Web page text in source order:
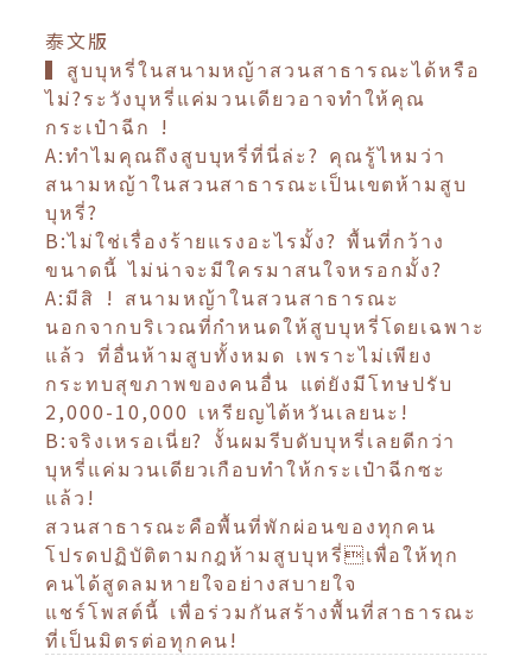
泰文版
▍สูบบุหรี่ในสนามหญ้าสวนสาธารณะได้หรือ
ไม่?ระวังบุหรี่แค่มวนเดียวอาจทำให้คุณ
กระเป๋าฉีก !
A:ทำไมคุณถึงสูบบุหรี่ที่นี่ล่ะ? คุณรู้ไหมว่า
สนามหญ้าในสวนสาธารณะเป็นเขตห้ามสูบ
บุหรี่?
B:ไม่ใช่เรื่องร้ายแรงอะไรมั้ง? พื้นที่กว้าง
ขนาดนี้ ไม่น่าจะมีใครมาสนใจหรอกมั้ง?
A:มีสิ ! สนามหญ้าในสวนสาธารณะ
นอกจากบริเวณที่กำหนดให้สูบบุหรี่โดยเฉพาะ
แล้ว ที่อื่นห้ามสูบทั้งหมด เพราะไม่เพียง
กระทบสุขภาพของคนอื่น แต่ยังมีโทษปรับ
2,000-10,000 เหรียญไต้หวันเลยนะ!
B:จริงเหรอเนี่ย? งั้นผมรีบดับบุหรี่เลยดีกว่า
บุหรี่แค่มวนเดียวเกือบทำให้กระเป๋าฉีกซะ
แล้ว!
สวนสาธารณะคือพื้นที่พักผ่อนของทุกคน
โปรดปฏิบัติตามกฎห้ามสูบบุหรี่เพื่อให้ทุก
คนได้สูดลมหายใจอย่างสบายใจ
แชร์โพสต์นี้ เพื่อร่วมกันสร้างพื้นที่สาธารณะ
ที่เป็นมิตรต่อทุกคน!